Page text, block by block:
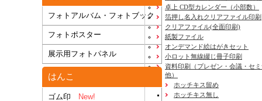
フォトアルバム・フォトブック
フォトポスター
展示用フォトパネル
はんこ
ゴム印 New!
卓上 CD型カレンダー（小部数）
箔押し名入れクリアファイル印刷
クリアファイル(全面印刷)
紙製ファイル
オンデマンド絵はがきセット
小ロット無線綴じ冊子印刷
資料印刷
（プレゼン・会議・セ
他）
ホッチキス留め
ホッチキス無し